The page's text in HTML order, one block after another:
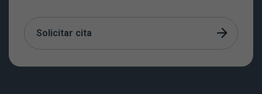
Solicitar cita